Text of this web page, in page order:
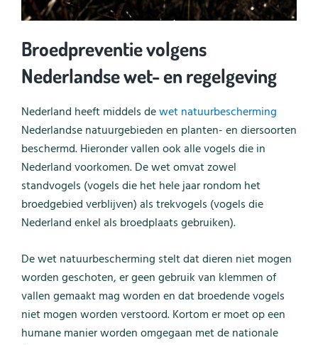
Broedpreventie volgens
Nederlandse wet- en regelgeving
Nederland heeft middels dewet natuurbescherming
Nederlandse natuurgebieden en planten- en diersoorten
beschermd. Hieronder vallen ook alle vogels die in
Nederland voorkomen. De wet omvat zowel
standvogels (vogels die het hele jaar rondom het
broedgebied verblijven) als trekvogels (vogels die
Nederland enkel als broedplaats gebruiken).
De wet natuurbescherming stelt dat dieren niet mogen
worden geschoten, er geen gebruik van klemmen of
vallen gemaakt mag worden en dat broedende vogels
niet mogen worden verstoord. Kortom er moet op een
humane manier worden omgegaan met de nationale